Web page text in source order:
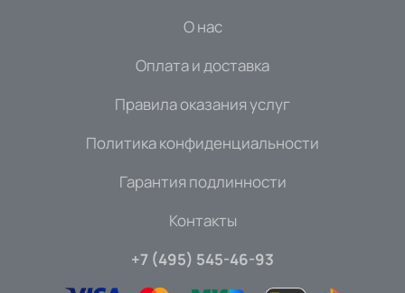
О нас
Оплата и доставка
Правила оказания услуг
Политика конфиденциальности
Гарантия подлинности
Контакты
+7 (495) 545-46-93